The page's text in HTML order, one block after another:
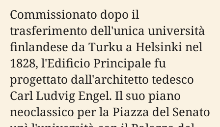
Commissionato dopo il
trasferimento dell'unica università
finlandese da Turku a Helsinki nel
1828, l'Edificio Principale fu
progettato dall'architetto tedesco
Carl Ludvig Engel. Il suo piano
neoclassico per la Piazza del Senato